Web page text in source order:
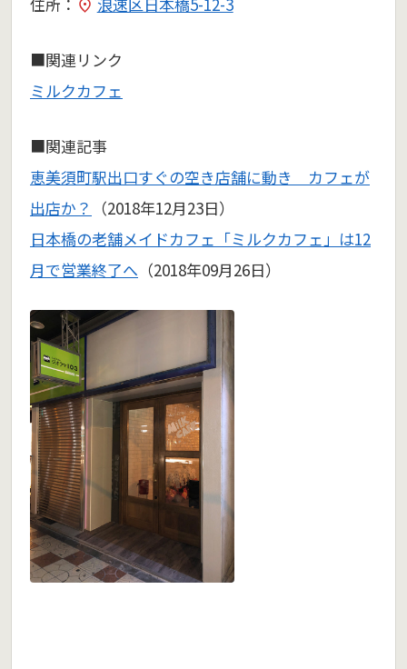
■関連リンク
ミルクカフェ
■関連記事
恵美須町駅出口すぐの空き店舗に動き カフェが
出店か？ （2018年12月23日）
日本橋の老舗メイドカフェ「ミルクカフェ」は12
月で営業終了へ （2018年09月26日）